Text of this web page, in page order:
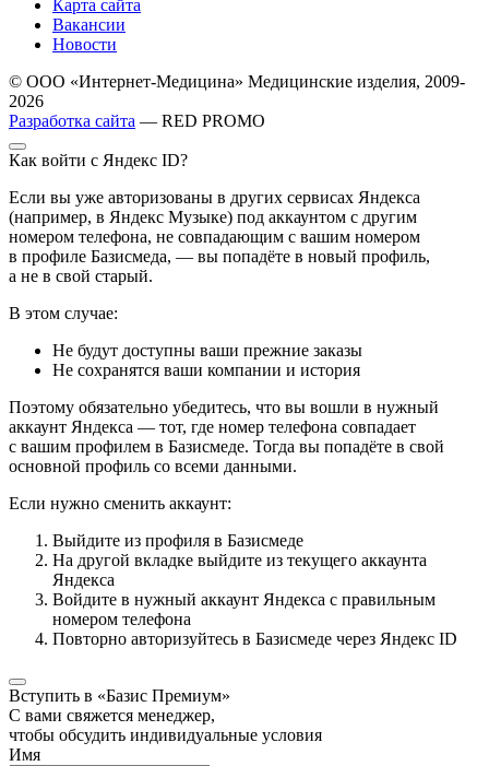
Карта сайта
Вакансии
Новости
© ООО «Интернет-Медицина» Медицинские изделия, 2009-
2026
Разработка сайта — RED PROMO
Как войти с Яндекс ID?
Если вы уже авторизованы в других сервисах Яндекса
(например, в Яндекс Музыке) под аккаунтом с другим
номером телефона, не совпадающим с вашим номером
в профиле Базисмеда, — вы попадёте в новый профиль,
а не в свой старый.
В этом случае:
Не будут доступны ваши прежние заказы
Не сохранятся ваши компании и история
Поэтому обязательно убедитесь, что вы вошли в нужный
аккаунт Яндекса — тот, где номер телефона совпадает
с вашим профилем в Базисмеде. Тогда вы попадёте в свой
основной профиль со всеми данными.
Если нужно сменить аккаунт:
Выйдите из профиля в Базисмеде
На другой вкладке выйдите из текущего аккаунта
Яндекса
Войдите в нужный аккаунт Яндекса с правильным
номером телефона
Повторно авторизуйтесь в Базисмеде через Яндекс ID
Вступить в «Базис Премиум»
С вами свяжется менеджер,
чтобы обсудить индивидуальные условия
Имя